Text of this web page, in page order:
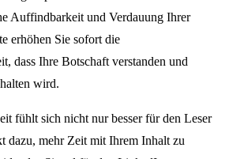
Auffindbarkeit und Verdauung Ihrer
erhöhen Sie sofort die
dass Ihre Botschaft verstanden und
wird.
fühlt sich nicht nur besser für den Leser
dazu, mehr Zeit mit Ihrem Inhalt zu